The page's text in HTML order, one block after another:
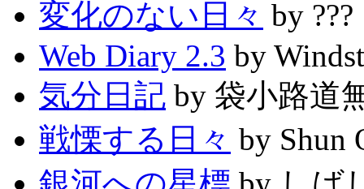
変化のない日々 by ???
Web Diary 2.3 by
気分日記 by 袋小路道
戦慄する日々 by Shun